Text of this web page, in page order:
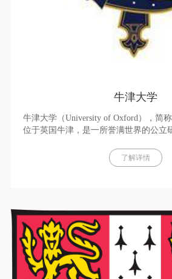
牛津大学
牛津大学（University of Oxford），简称
位于英国牛津，是一所誉满世界的公立
剑桥大学、伦敦大学学院、帝国理工学
院同属“G5超级精英大学
了解详情